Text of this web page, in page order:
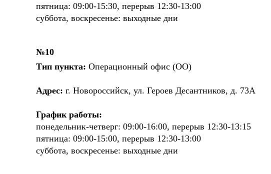
пятница: 09:00-15:30, перерыв 12:30-13:00
суббота, воскресенье: выходные дни
№10
Тип пункта: Операционный офис (ОО)
Адрес: г. Новороссийск, ул. Героев Десантников, д. 73А
График работы:
понедельник-четверг: 09:00-16:00, перерыв 12:30-13:15
пятница: 09:00-15:00, перерыв 12:30-13:00
суббота, воскресенье: выходные дни